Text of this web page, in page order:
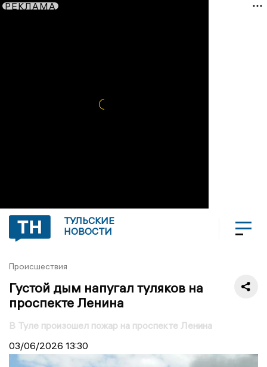
РЕКЛАМА
ТУЛЬСКИЕ
НОВОСТИ
Происшествия
Густой дым напугал туляков на
проспекте Ленина
В Туле произошел пожар на проспекте Ленина
03/06/2026 13:30